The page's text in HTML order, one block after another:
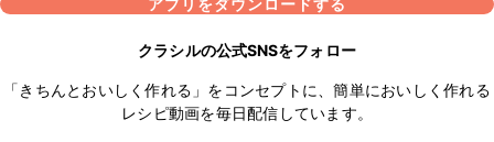
アプリをダウンロードする
クラシルの公式SNSをフォロー
「きちんとおいしく作れる」をコンセプトに、簡単においしく作れる
レシピ動画を毎日配信しています。